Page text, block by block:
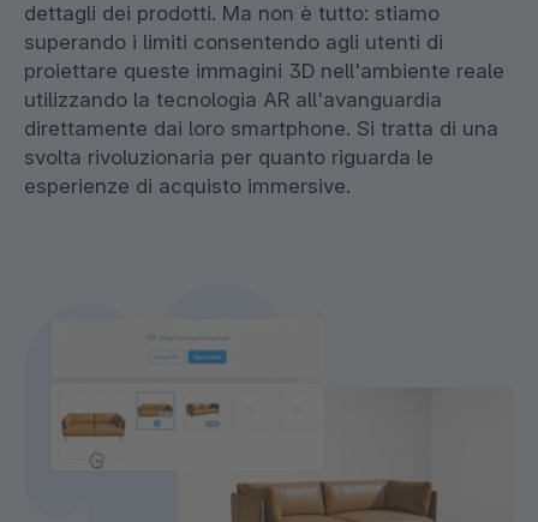
dettagli dei prodotti. Ma non è tutto: stiamo
superando i limiti consentendo agli utenti di
proiettare queste immagini 3D nell'ambiente reale
utilizzando la tecnologia AR all'avanguardia
direttamente dai loro smartphone. Si tratta di una
svolta rivoluzionaria per quanto riguarda le
esperienze di acquisto immersive.